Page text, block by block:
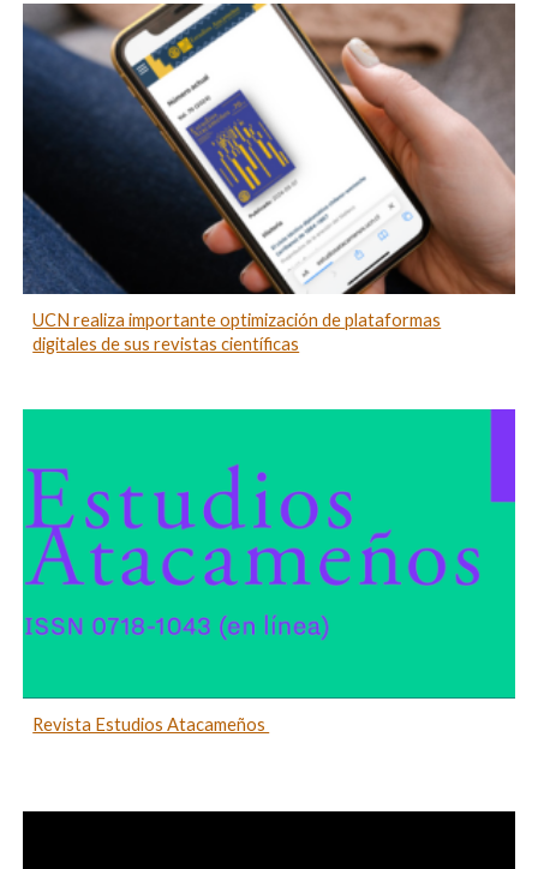
UCN realiza importante optimización de plataformas
digitales de sus revistas científicas
Revista Estudios Atacameños